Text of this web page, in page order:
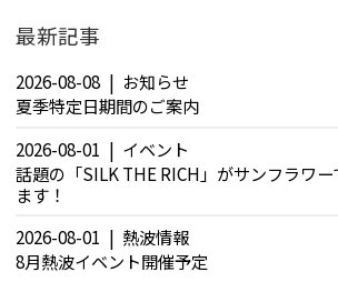
最新記事
2026-08-08
お知らせ
夏季特定日期間のご案内
2026-08-01
イベント
話題の「SILK THE RICH」がサンフラワ
ます！
2026-08-01
熱波情報
8月熱波イベント開催予定